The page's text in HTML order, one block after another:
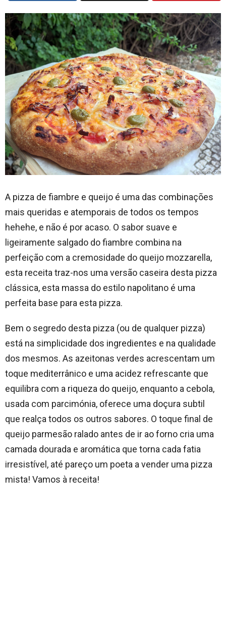
A pizza de fiambre e queijo é uma das combinações
mais queridas e atemporais de todos os tempos
hehehe, e não é por acaso. O sabor suave e
ligeiramente salgado do fiambre combina na
perfeição com a cremosidade do queijo mozzarella,
esta receita traz-nos uma versão caseira desta pizza
clássica, esta massa do estilo napolitano é uma
perfeita base para esta pizza.
Bem o segredo desta pizza (ou de qualquer pizza)
está na simplicidade dos ingredientes e na qualidade
dos mesmos. As azeitonas verdes acrescentam um
toque mediterrânico e uma acidez refrescante que
equilibra com a riqueza do queijo, enquanto a cebola,
usada com parcimónia, oferece uma doçura subtil
que realça todos os outros sabores. O toque final de
queijo parmesão ralado antes de ir ao forno cria uma
camada dourada e aromática que torna cada fatia
irresistível, até pareço um poeta a vender uma pizza
mista! Vamos à receita!